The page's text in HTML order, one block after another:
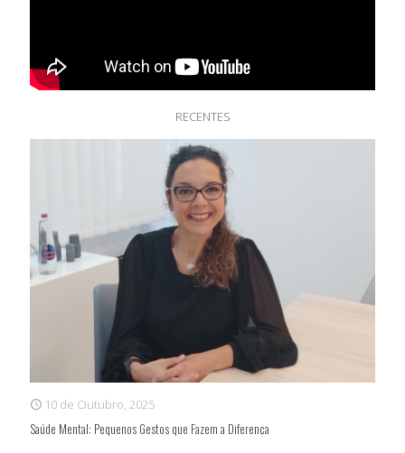
RECENTES
10 de Outubro, 2025
Saúde Mental: Pequenos Gestos que Fazem a Diferença